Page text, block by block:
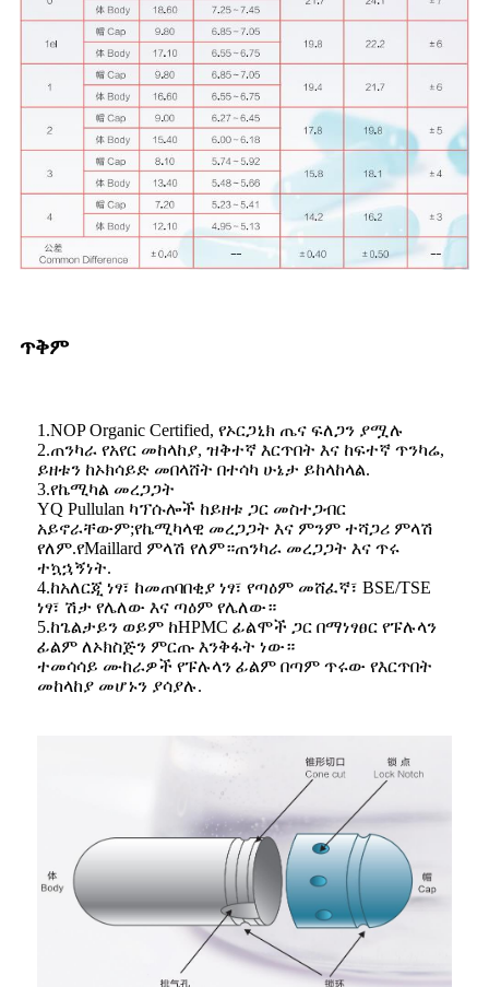
ጥቅም
1.NOP Organic Certified, የኦርጋኒክ ጤና ፍለጋን ያሟሉ
2.ጠንካራ የአየር መከላከያ, ዝቅተኛ እርጥበት እና ከፍተኛ ጥንካሬ,
ይዘቱን ከኦክሳይድ መበላሸት በተሳካ ሁኔታ ይከላከላል.
3.የኬሚካል መረጋጋት
YQ Pullulan ካፕሱሎች ከይዘቱ ጋር መስተጋብር
አይኖራቸውም;የኬሚካላዊ መረጋጋት እና ምንም ተሻጋሪ ምላሽ
የለም.የMaillard ምላሽ የለም።ጠንካራ መረጋጋት እና ጥሩ
ተኳኋኝነት.
4.ከአለርጂ ነፃ፣ ከመጠባበቂያ ነፃ፣ የጣዕም መሸፈኛ፣ BSE/TSE
ነፃ፣ ሽታ የሌለው እና ጣዕም የሌለው።
5.ከጌልታይን ወይም ከHPMC ፊልሞች ጋር በማነፃፀር የፑሉላን
ፊልም ለኦክስጅን ምርጡ እንቅፋት ነው።
ተመሳሳይ ሙከራዎች የፑሉላን ፊልም በጣም ጥሩው የእርጥበት
መከላከያ መሆኑን ያሳያሉ.